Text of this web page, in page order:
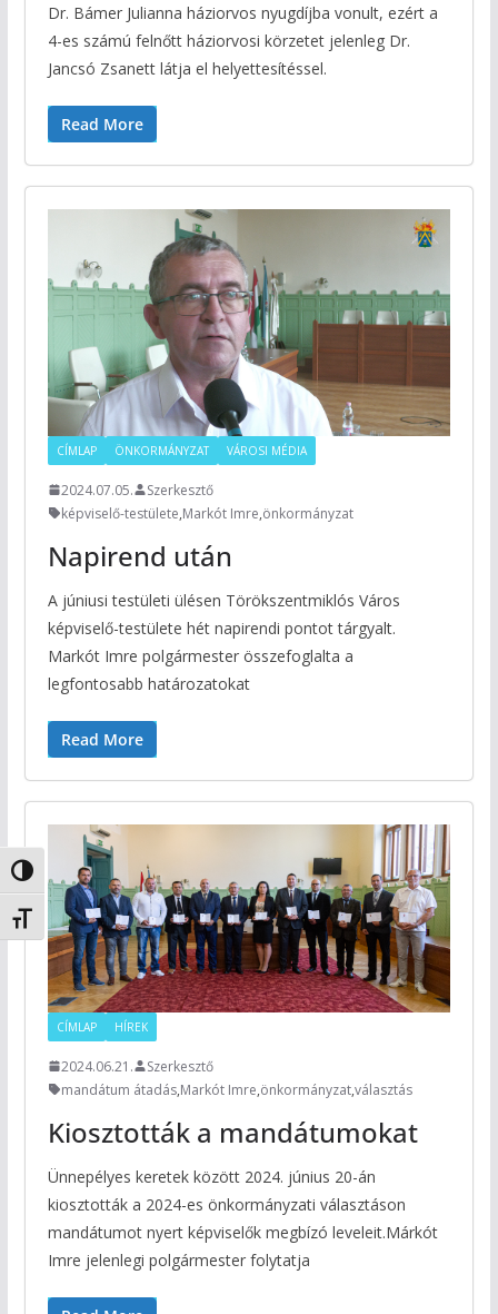
Nagy kontraszt váltása
Betűméret váltása
Dr. Bámer Julianna háziorvos nyugdíjba vonult, ezért a
4-es számú felnőtt háziorvosi körzetet jelenleg Dr.
Jancsó Zsanett látja el helyettesítéssel.
Read More
CÍMLAP ÖNKORMÁNYZAT VÁROSI MÉDIA
2024.07.05.
Szerkesztő
képviselő-testülete,Markót Imre,önkormányzat
Napirend után
A júniusi testületi ülésen Törökszentmiklós Város
képviselő-testülete hét napirendi pontot tárgyalt.
Markót Imre polgármester összefoglalta a
legfontosabb határozatokat
Read More
CÍMLAP HÍREK
2024.06.21.
Szerkesztő
mandátum átadás,Markót Imre,önkormányzat,választás
Kiosztották a mandátumokat
Ünnepélyes keretek között 2024. június 20-án
kiosztották a 2024-es önkormányzati választáson
mandátumot nyert képviselők megbízó leveleit.Márkót
Imre jelenlegi polgármester folytatja